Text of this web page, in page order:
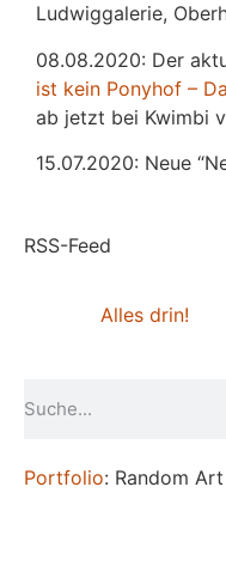
Ludwiggalerie,
08.08.2020: Der
ist kein Ponyhof –
ab jetzt bei Kwimbi
15.07.2020: Neue
RSS-Feed
Alles drin!
Portfolio: Random Art